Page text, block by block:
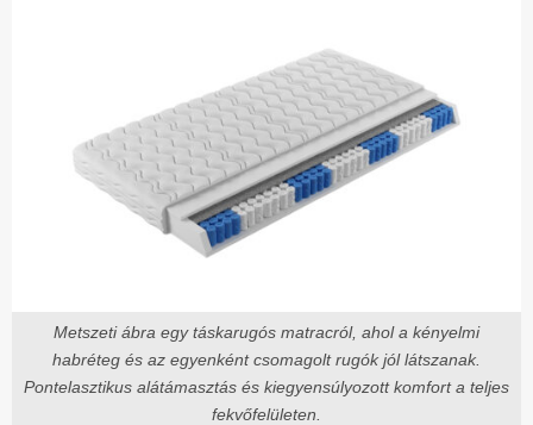
Metszeti ábra egy táskarugós matracról, ahol a kényelmi
habréteg és az egyenként csomagolt rugók jól látszanak.
Pontelasztikus alátámasztás és kiegyensúlyozott komfort a teljes
fekvőfelületen.